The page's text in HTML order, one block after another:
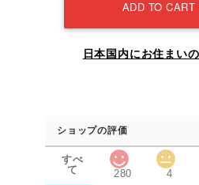
ADD TO CART
日本国内にお住まい
ショップの評価
すべ
て
280 4